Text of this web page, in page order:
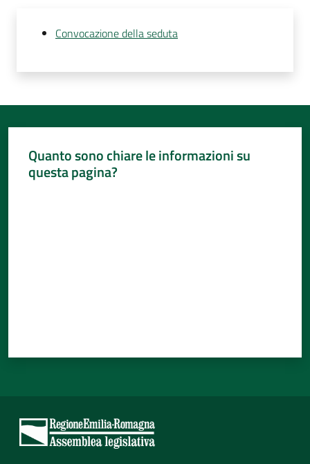
Convocazione della seduta
Quanto sono chiare le informazioni su
questa pagina?